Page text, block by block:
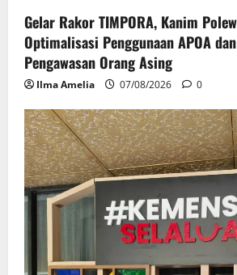
Gelar Rakor TIMPORA, Kanim
Optimalisasi Penggunaan APOA
Pengawasan Orang Asing
Ilma Amelia 07/08/2026 0